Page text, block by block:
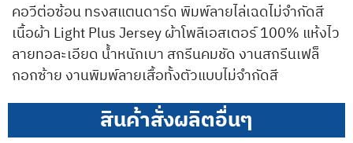
คอวีต่อซ้อน ทรงสแตนดาร์ด พิมพ์ลายไล่เฉดไม่จำกัดสี
เนื้อผ้า Light Plus Jersey ผ้าโพลีเอสเตอร์ 100% แห้งไว
ลายทอละเอียด น้ำหนักเบา สกรีนคมชัด งานสกรีนเฟล็
กอกซ้าย งานพิมพ์ลายเสื้อทั้งตัวแบบไม่จำกัดสี
สินค้าสั่งผลิตอื่นๆ